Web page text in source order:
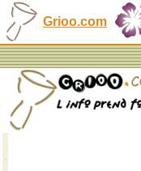
Grioo.com